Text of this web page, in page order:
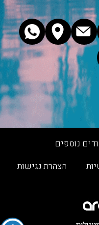
נוספים
הצהרת נגישות